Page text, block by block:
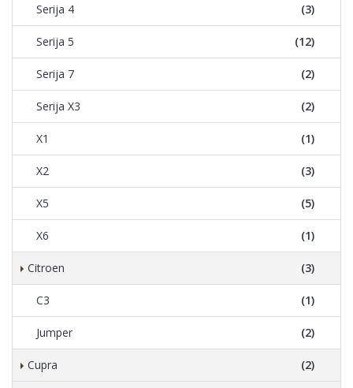
Serija 4 (3)
Serija 5 (12)
Serija 7 (2)
Serija X3 (2)
X1 (1)
X2 (3)
X5 (5)
X6 (1)
Citroen (3)
C3 (1)
Jumper (2)
Cupra (2)